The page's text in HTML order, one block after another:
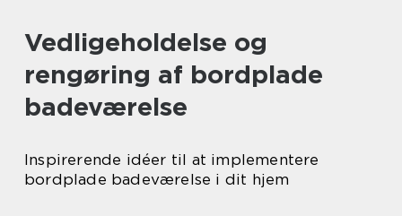
Vedligeholdelse og
rengøring af bordplade
badeværelse
Inspirerende idéer til at implementere
bordplade badeværelse i dit hjem